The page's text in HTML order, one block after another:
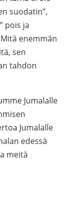
suodatin”,
pois ja
enemmän
sen
tahdon
Jumalalle
Jumalalle
edessä
meitä